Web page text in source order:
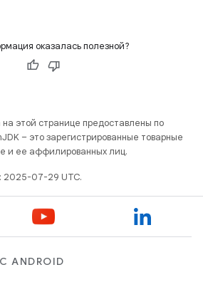
оказалась полезной?
этой странице предоставлены по
– это зарегистрированные товарные
и ее аффилированных лиц.
2025-07-29 UTC.